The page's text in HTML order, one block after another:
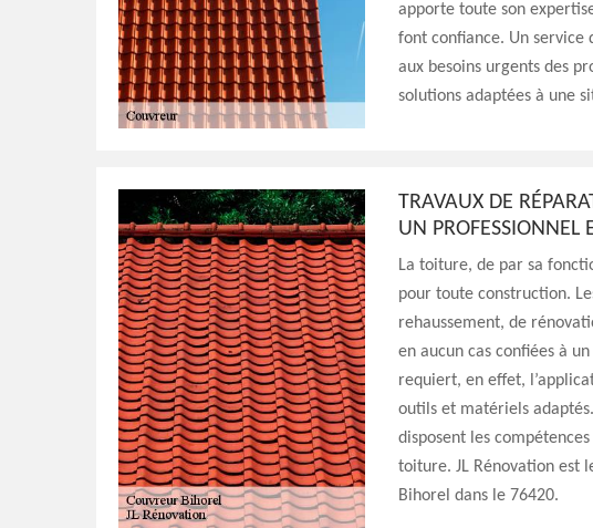
apporte toute son
font confiance. Un service
aux besoins urgents des
solutions adaptées à une
TRAVAUX DE
UN PROFESSIONNEL
La toiture, de par sa
pour toute construction.
rehaussement, de
en aucun cas confiées à
requiert, en effet,
outils et matériels
disposent les
toiture. JL Rénovation est
Bihorel dans le 76420.